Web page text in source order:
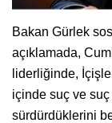
Bakan Gürlek
açıklamada,
liderliğinde,
içinde suç ve
sürdürdüklerini